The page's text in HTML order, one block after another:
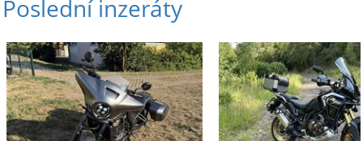
Poslední inzeráty